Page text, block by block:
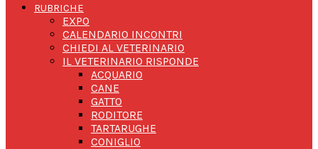
RUBRICHE
EXPO
CALENDARIO INCONTRI
CHIEDI AL VETERINARIO
IL VETERINARIO RISPONDE
ACQUARIO
CANE
GATTO
RODITORE
TARTARUGHE
CONIGLIO